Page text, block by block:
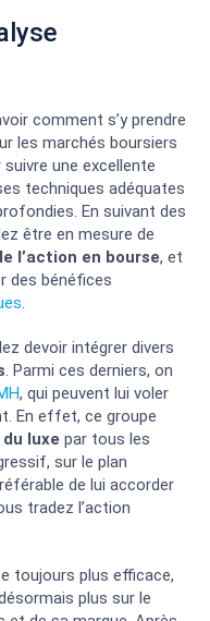
NOTE
la
comment s’y prendre
les marchés boursiers
une excellente
techniques adéquates
En suivant des
être en mesure de
l’action en bourse, et
des bénéfices
devoir intégrer divers
. Parmi ces derniers, on
, qui peuvent lui voler
En effet, ce groupe
luxe par tous les
sur le plan
de lui accorder
tradez l’action
toujours plus efficace,
plus sur le